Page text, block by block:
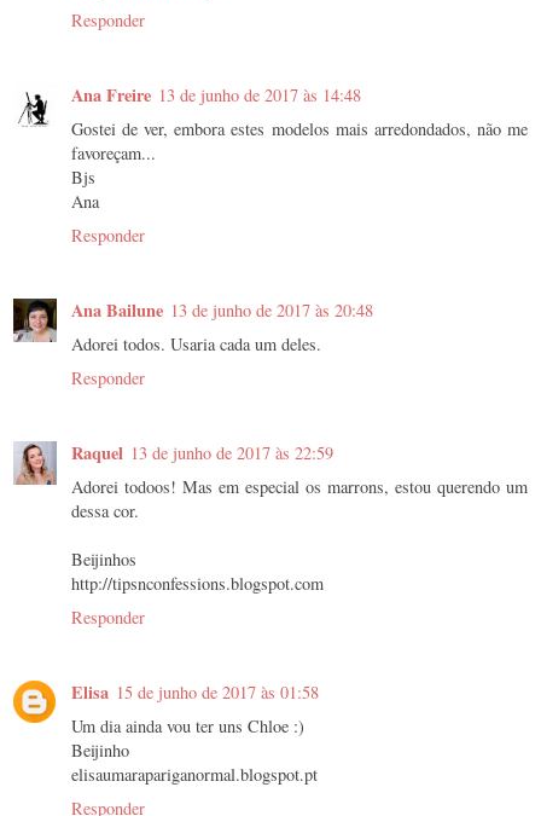
Responder
Ana Freire 13 de junho de 2017 às 14:48
Gostei de ver, embora estes modelos mais arredondados, não me
favoreçam...
Bjs
Ana
Responder
Ana Bailune 13 de junho de 2017 às 20:48
Adorei todos. Usaria cada um deles.
Responder
Raquel 13 de junho de 2017 às 22:59
Adorei todoos! Mas em especial os marrons, estou querendo um
dessa cor.
Beijinhos
http://tipsnconfessions.blogspot.com
Responder
Elisa 15 de junho de 2017 às 01:58
Um dia ainda vou ter uns Chloe :)
Beijinho
elisaumarapariganormal.blogspot.pt
Responder